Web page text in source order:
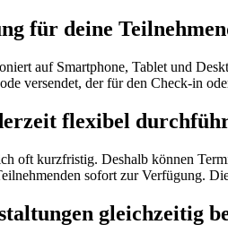
für deine
auf Smartphone, Tablet und
versendet, der für den Check-in
flexibel
oft kurzfristig. Deshalb können
sofort zur Verfügung.
gleichzeitig